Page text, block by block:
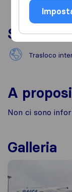
Servizi
Trasloco
A
Non ci sono
Galleria